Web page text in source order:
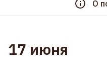
О
17 июня